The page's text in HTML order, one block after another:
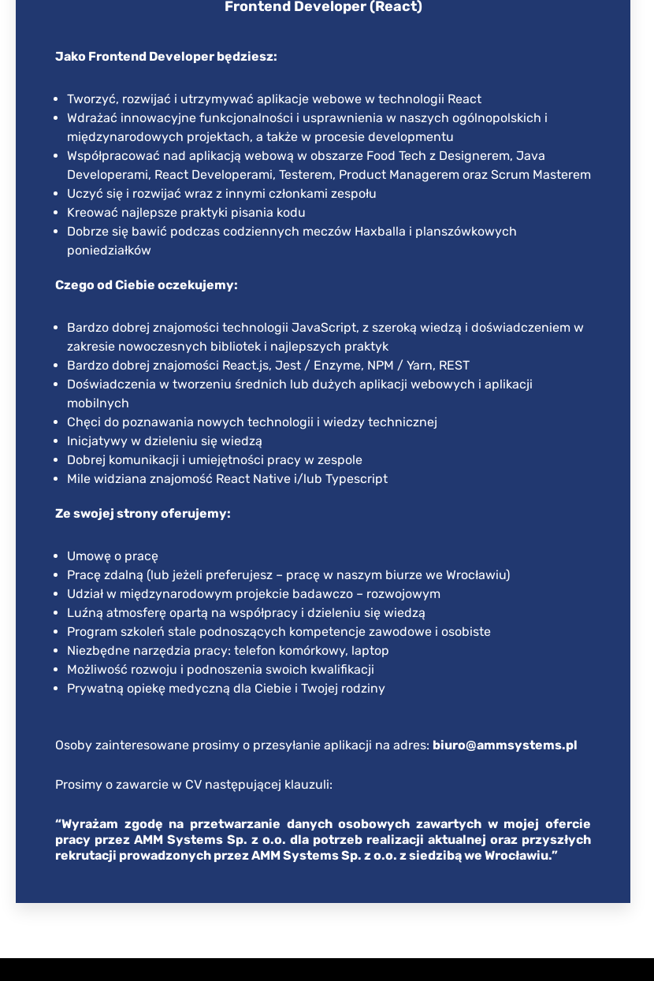
Frontend Developer (React)
Jako Frontend Developer będziesz:
Tworzyć, rozwijać i utrzymywać aplikacje webowe w technologii React
Wdrażać innowacyjne funkcjonalności i usprawnienia w naszych ogólnopolskich i
międzynarodowych projektach, a także w procesie developmentu
Współpracować nad aplikacją webową w obszarze Food Tech z Designerem, Java
Developerami, React Developerami, Testerem, Product Managerem oraz Scrum Masterem
Uczyć się i rozwijać wraz z innymi członkami zespołu
Kreować najlepsze praktyki pisania kodu
Dobrze się bawić podczas codziennych meczów Haxballa i planszówkowych
poniedziałków
Czego od Ciebie oczekujemy:
Bardzo dobrej znajomości technologii JavaScript, z szeroką wiedzą i doświadczeniem w
zakresie nowoczesnych bibliotek i najlepszych praktyk
Bardzo dobrej znajomości React.js, Jest / Enzyme, NPM / Yarn, REST
Doświadczenia w tworzeniu średnich lub dużych aplikacji webowych i aplikacji
mobilnych
Chęci do poznawania nowych technologii i wiedzy technicznej
Inicjatywy w dzieleniu się wiedzą
Dobrej komunikacji i umiejętności pracy w zespole
Mile widziana znajomość React Native i/lub Typescript
Ze swojej strony oferujemy:
Umowę o pracę
Pracę zdalną (lub jeżeli preferujesz – pracę w naszym biurze we Wrocławiu)
Udział w międzynarodowym projekcie badawczo – rozwojowym
Luźną atmosferę opartą na współpracy i dzieleniu się wiedzą
Program szkoleń stale podnoszących kompetencje zawodowe i osobiste
Niezbędne narzędzia pracy: telefon komórkowy, laptop
Możliwość rozwoju i podnoszenia swoich kwalifikacji
Prywatną opiekę medyczną dla Ciebie i Twojej rodziny
Osoby zainteresowane prosimy o przesyłanie aplikacji na adres: biuro@ammsystems.pl
Prosimy o zawarcie w CV następującej klauzuli:
“Wyrażam zgodę na przetwarzanie danych osobowych zawartych w mojej ofercie
pracy przez AMM Systems Sp. z o.o. dla potrzeb realizacji aktualnej oraz przyszłych
rekrutacji prowadzonych przez AMM Systems Sp. z o.o. z siedzibą we Wrocławiu.”